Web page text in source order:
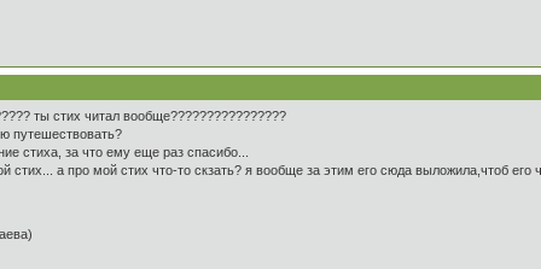
ты стих читал вообще????????????????
путешествовать?
стиха, за что ему еще раз спасибо...
стих... а про мой стих что-то скзать? я вообще за этим его сюда выложила,чтоб его